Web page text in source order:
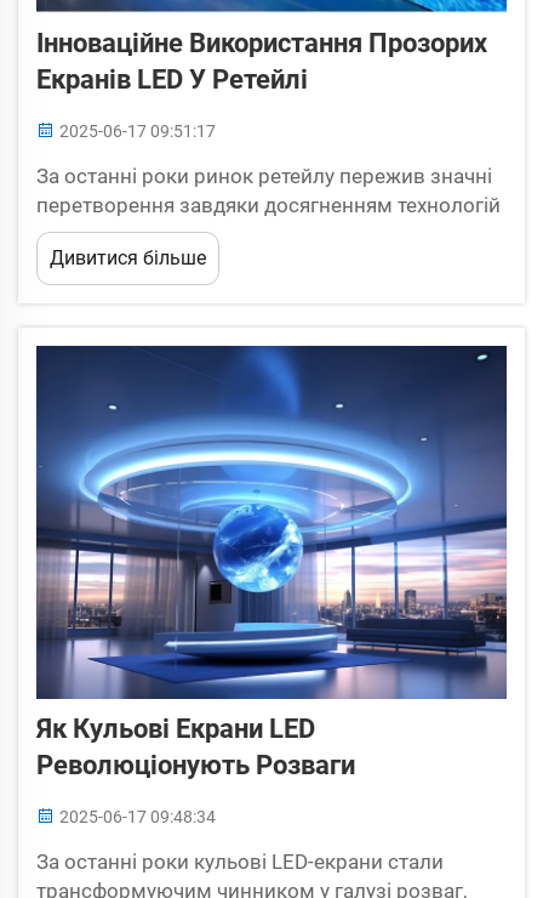
Інноваційне Використання Прозорих
Екранів LED У Ретейлі
2025-06-17 09:51:17
За останні роки ринок ретейлу пережив значні
перетворення завдяки досягненням технологій
та змінам у споживчих поведінках. Одним із
найбільш революційних винаходів у цій галузі є
використання прозорих LED-екранів. Ці...
Дивитися більше
Як Кульові Екрани LED
Революціонують Розваги
2025-06-17 09:48:34
За останні роки кульові LED-екрани стали
трансформуючим чинником у галузі розваг,